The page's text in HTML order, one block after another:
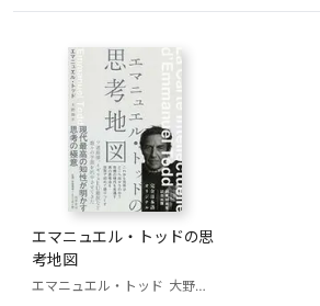
エマニュエル・トッドの思
考地図
エマニュエル・トッド 大野舞（訳）